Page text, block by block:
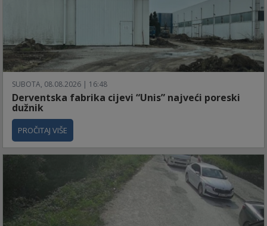
SUBOTA, 08.08.2026 | 16:48
Derventska fabrika cijevi “Unis” najveći poreski
dužnik
PROČITAJ VIŠE